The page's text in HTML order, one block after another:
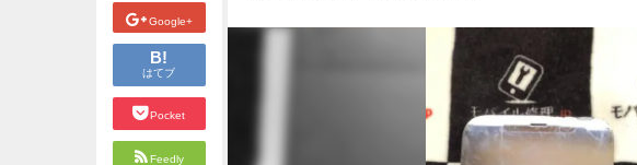
Google+
B!
はてブ
Pocket
Feedly